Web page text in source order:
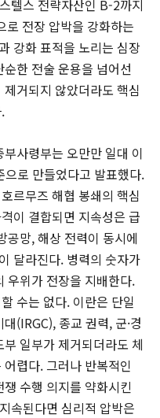
텔스 전략자산인 B-2까지
전장 압박을 강화하는
강화 표적을 노리는 심장
한 전술 운용을 넘어선
거되지 않았더라도 핵심
사령부는 오만만 일대 이
로 만들었다고 발표했다.
르무즈 해협 봉쇄의 핵심
이 결합되면 지속성은 급
공망, 해상 전력이 동시에
달라진다. 병력의 숫자가
우위가 전장을 지배한다.
수는 없다. 이란은 단일
(IRGC), 종교 권력, 군·경
일부가 제거되더라도 체
렵다. 그러나 반복적인
수행 의지를 약화시킨
속된다면 심리적 압박은